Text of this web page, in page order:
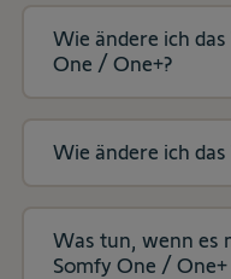
Wie ändere ich
One / One+?
Wie ändere ich
Was tun, wenn es
Somfy One /